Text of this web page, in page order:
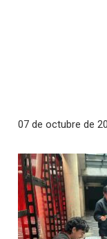
07 de octubre de